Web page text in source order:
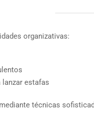
organizativas:
estafas
técnicas